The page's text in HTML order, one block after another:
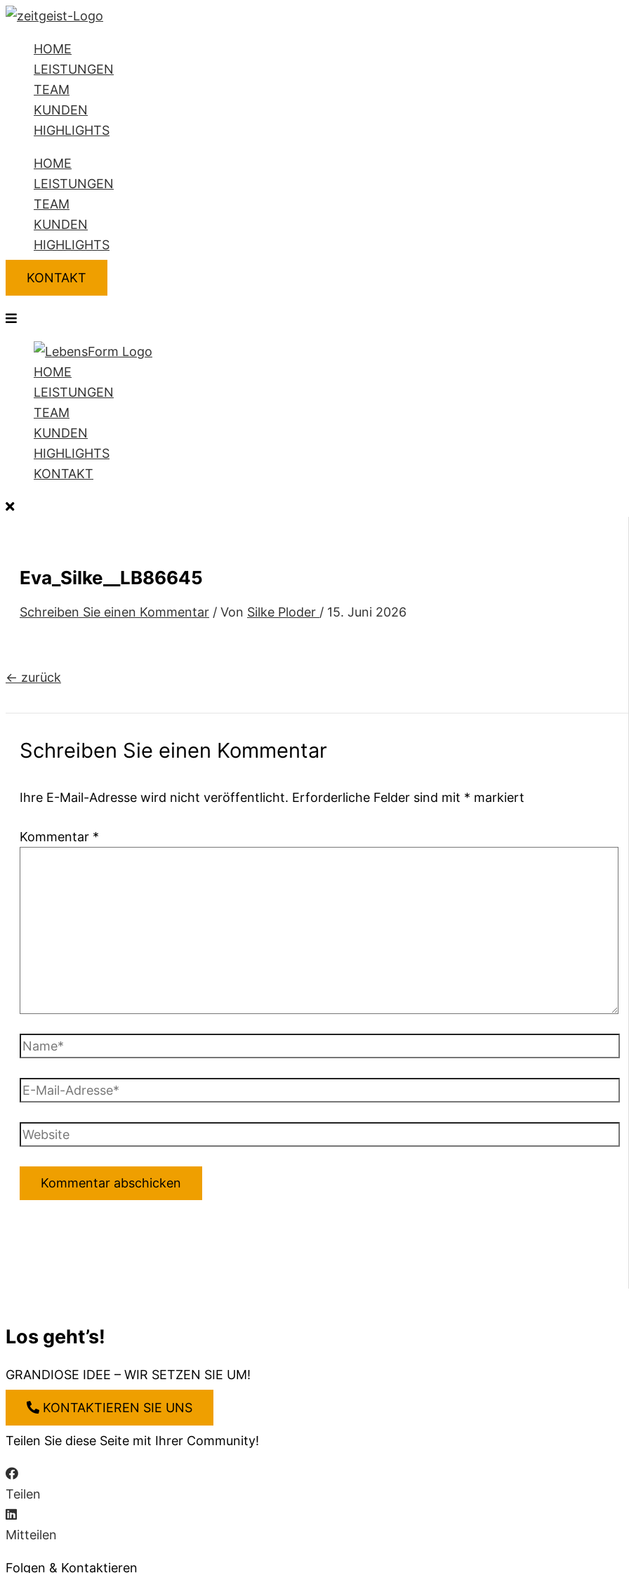
Zum
springen
HOME
LEISTUNGEN
TEAM
KUNDEN
HIGHLIGHTS
HOME
LEISTUNGEN
TEAM
KUNDEN
HIGHLIGHTS
KONTAKT
Flyout
HOME
LEISTUNGEN
TEAM
KUNDEN
HIGHLIGHTS
KONTAKT
Eva_Silke__LB86645
Schreiben Sie einen Kommentar / Von Silke Ploder / 15. Juni 2026
← zurück
Schreiben Sie einen Kommentar
Ihre E-Mail-Adresse wird nicht veröffentlicht. Erforderliche Felder sind mit * markiert
Kommentar *
Name*
E-
Adresse*
Website
Los geht’s!
GRANDIOSE IDEE – WIR SETZEN SIE UM!
KONTAKTIEREN SIE UNS
Teilen Sie diese Seite mit Ihrer Community!
Teilen
Mitteilen
Folgen & Kontaktieren